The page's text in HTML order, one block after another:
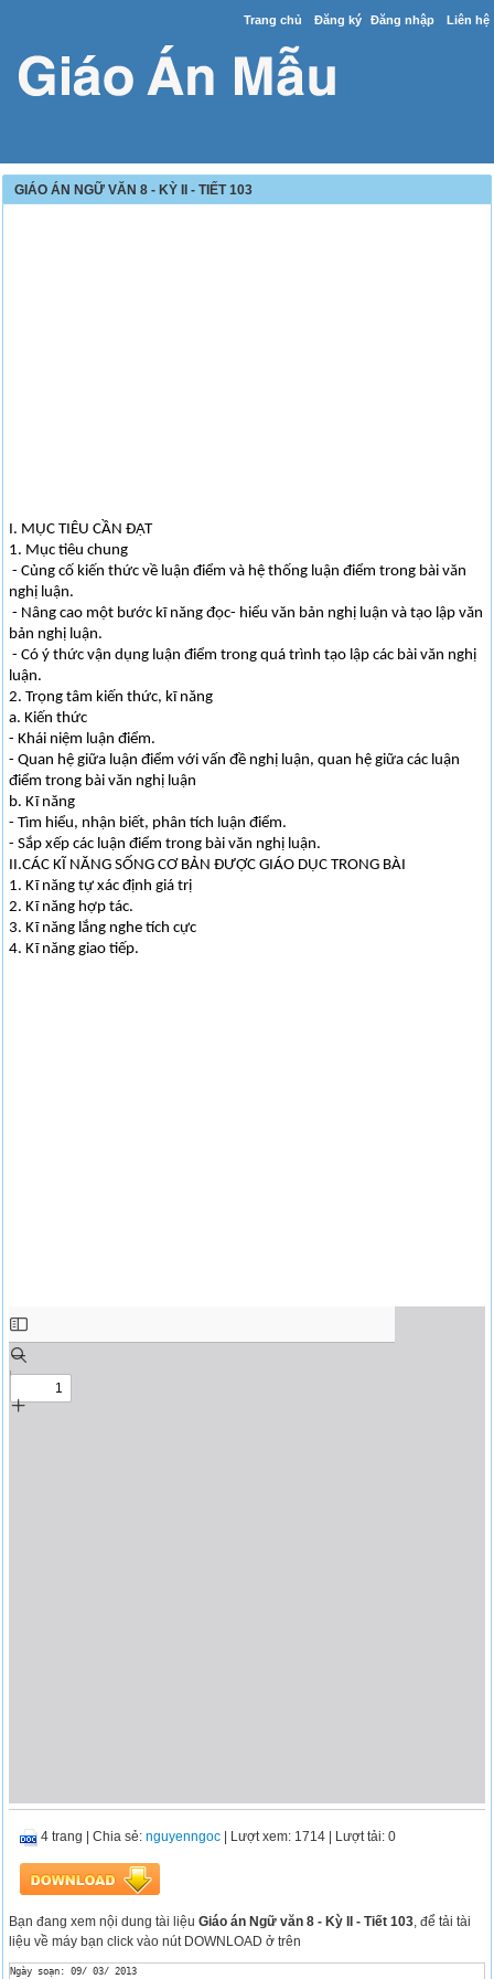
Trang chủ Đăng ký Đăng nhập Liên hệ
GIÁO ÁN NGỮ VĂN 8 - KỲ II - TIẾT 103
I. MỤC TIÊU CẦN ĐẠT
1. Mục tiêu chung
- Củng cố kiến thức về luận điểm và hệ thống luận điểm trong bài văn
nghị luận.
- Nâng cao một bước kĩ năng đọc- hiểu văn bản nghị luận và tạo lập văn
bản nghị luận.
- Có ý thức vận dụng luận điểm trong quá trình tạo lập các bài văn nghị
luận.
2. Trọng tâm kiến thức, kĩ năng
a. Kiến thức
- Khái niệm luận điểm.
- Quan hệ giữa luận điểm với vấn đề nghị luận, quan hệ giữa các luận
điểm trong bài văn nghị luận
b. Kĩ năng
- Tìm hiểu, nhận biết, phân tích luận điểm.
- Sắp xếp các luận điểm trong bài văn nghị luận.
II.CÁC KĨ NĂNG SỐNG CƠ BẢN ĐƯỢC GIÁO DỤC TRONG BÀI
1. Kĩ năng tự xác định giá trị
2. Kĩ năng hợp tác.
3. Kĩ năng lắng nghe tích cực
4. Kĩ năng giao tiếp.
4 trang |Chia sẻ:nguyenngoc | Lượt xem: 1714 | Lượt tải: 0
Bạn đang xem nội dung tài liệuGiáo án Ngữ văn 8 - Kỳ II - Tiết 103, để tải tài
liệu về máy bạn click vào nút DOWNLOAD ở trên
Ngày soạn: 09/ 03/ 2013